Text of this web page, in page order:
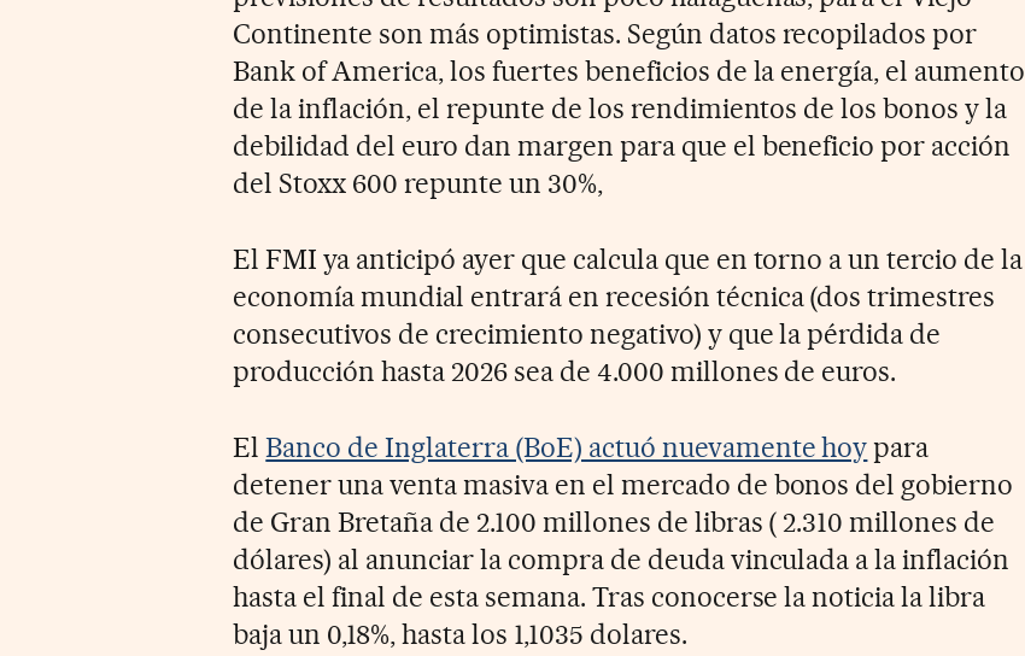
Continente son más optimistas. Según datos recopilados por
Bank of America, los fuertes beneficios de la energía, el aumento
de la inflación, el repunte de los rendimientos de los bonos y la
debilidad del euro dan margen para que el beneficio por acción
del Stoxx 600 repunte un 30%,
El FMI ya anticipó ayer que calcula que en torno a un tercio de la
economía mundial entrará en recesión técnica (dos trimestres
consecutivos de crecimiento negativo) y que la pérdida de
producción hasta 2026 sea de 4.000 millones de euros.
ElBanco de Inglaterra (BoE) actuó nuevamente hoypara
detener una venta masiva en el mercado de bonos del gobierno
de Gran Bretaña de 2.100 millones de libras ( 2.310 millones de
dólares) al anunciar la compra de deuda vinculada a la inflación
hasta el final de esta semana. Tras conocerse la noticia la libra
baja un 0,18%, hasta los 1,1035 dolares.